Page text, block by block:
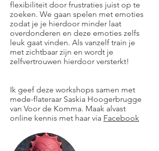
flexibiliteit door frustraties juist op te
zoeken. We gaan spelen met emoties
zodat je je hierdoor minder laat
overdonderen en deze emoties zelfs
leuk gaat vinden. Als vanzelf train je
met zichtbaar zijn en wordt je
zelfvertrouwen hierdoor versterkt!
Ik geef deze workshops samen met
mede-flateraar Saskia Hoogerbrugge
van Voor de Komma. Maak alvast
online kennis met haar via Facebook